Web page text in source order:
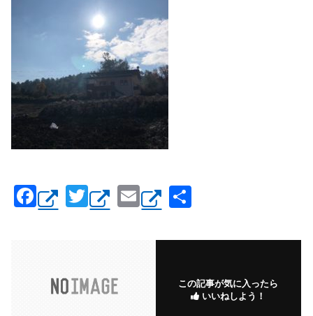
F
a
T
wi
E
m
ail
この記事が気に入ったら
いいねしよう！